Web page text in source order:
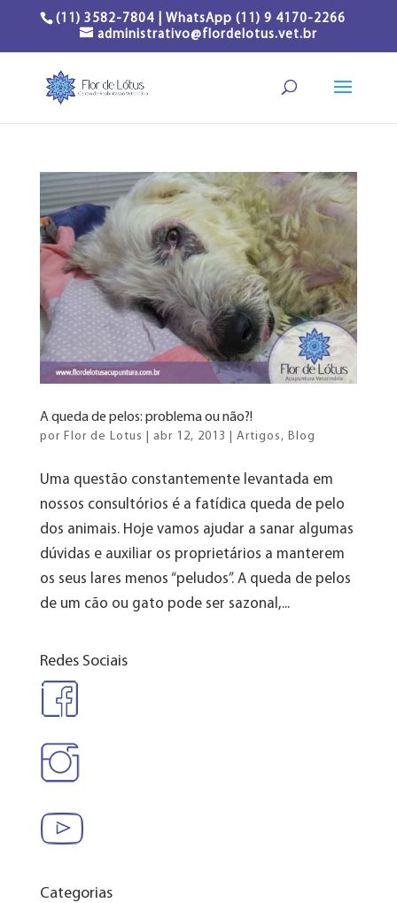
(11) 3582-7804 | WhatsApp (11) 9 4170-2266
administrativo@flordelotus.vet.br
A queda de pelos: problema ou não?!
por Flor de Lotus abr 12, 2013 Artigos, Blog
Uma questão constantemente levantada em
nossos consultórios é a fatídica queda de pelo
dos animais. Hoje vamos ajudar a sanar algumas
dúvidas e auxiliar os proprietários a manterem
os seus lares menos “peludos”. A queda de pelos
de um cão ou gato pode ser sazonal,...
Redes Sociais
Categorias